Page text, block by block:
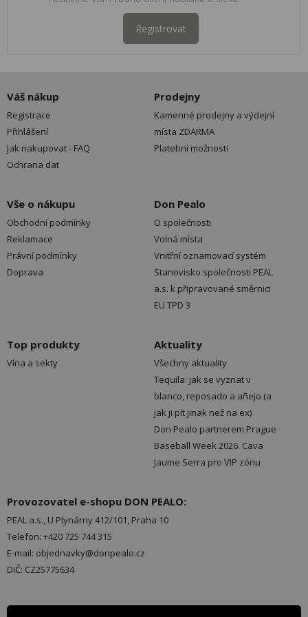
Registrovat
Váš nákup
Registrace
Přihlášení
Jak nakupovat - FAQ
Ochrana dat
Prodejny
Kamenné prodejny a výdejní
místa ZDARMA
Platební možnosti
Vše o nákupu
Obchodní podmínky
Reklamace
Právní podmínky
Doprava
Don Pealo
O společnosti
Volná místa
Vnitřní oznamovací systém
Stanovisko společnosti PEAL
a.s. k připravované směrnici
EU TPD 3
Top produkty
Vína a sekty
Aktuality
Všechny aktuality
Tequila: jak se vyznat v
blanco, reposado a añejo (a
jak ji pít jinak než na ex)
Don Pealo partnerem Prague
Baseball Week 2026. Cava
Jaume Serra pro VIP zónu
Provozovatel e-shopu DON PEALO:
PEAL a.s., U Plynárny 412/101, Praha 10
Telefon: +420 725 744 315
E-mail: objednavky@donpealo.cz
DIČ: CZ25775634